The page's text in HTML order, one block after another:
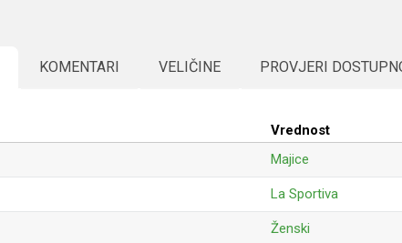
KOMENTARI VELIČINE PROVJERI
Vrednost
Majice
La Sportiva
Ženski